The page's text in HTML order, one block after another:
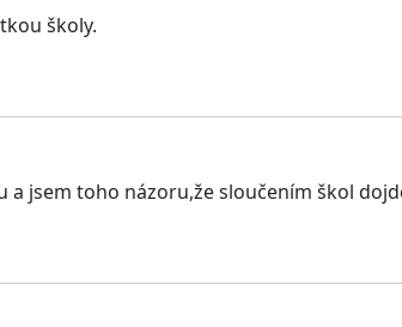
školy.
a jsem toho názoru,že sloučením škol